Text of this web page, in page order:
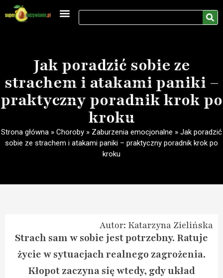
Jak poradzić sobie ze
strachem i atakami paniki –
praktyczny poradnik krok po
kroku
Strona główna » Choroby » Zaburzenia emocjonalne » Jak poradzić
sobie ze strachem i atakami paniki – praktyczny poradnik krok po
kroku
Autor: Katarzyna Zielińska
Strach sam w sobie jest potrzebny. Ratuje
życie w sytuacjach realnego zagrożenia.
Kłopot zaczyna się wtedy, gdy układ